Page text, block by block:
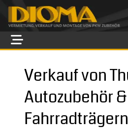
Skip to main content
Skip to footer
Verkauf von
Autozubehör &
Fahrradträgern